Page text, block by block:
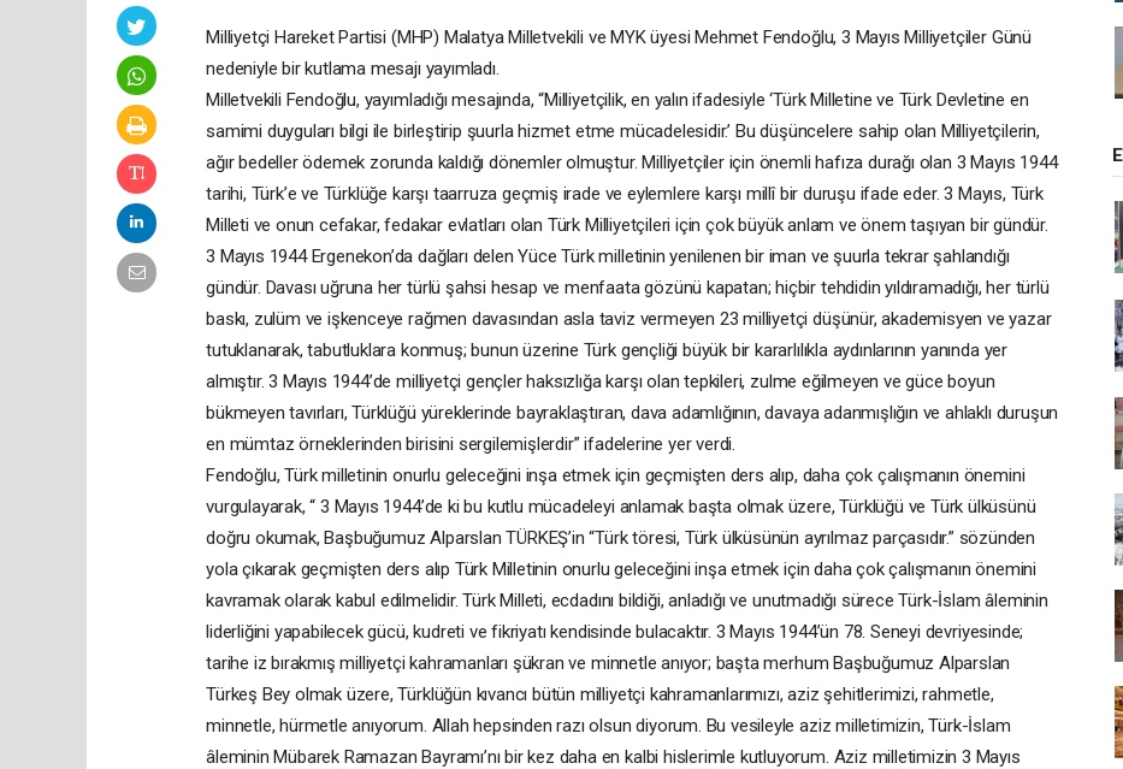
Milliyetçi Hareket Partisi (MHP) Malatya Milletvekili ve MYK üyesi Mehmet Fendoğlu, 3 Mayıs Milliyetçiler Günü
nedeniyle bir kutlama mesajı yayımladı.
Milletvekili Fendoğlu, yayımladığı mesajında, “Milliyetçilik, en yalın ifadesiyle ‘Türk Milletine ve Türk Devletine en
samimi duyguları bilgi ile birleştirip şuurla hizmet etme mücadelesidir.’ Bu düşüncelere sahip olan Milliyetçilerin,
ağır bedeller ödemek zorunda kaldığı dönemler olmuştur. Milliyetçiler için önemli hafıza durağı olan 3 Mayıs 1944
tarihi, Türk’e ve Türklüğe karşı taarruza geçmiş irade ve eylemlere karşı millî bir duruşu ifade eder. 3 Mayıs, Türk
Milleti ve onun cefakar, fedakar evlatları olan Türk Milliyetçileri için çok büyük anlam ve önem taşıyan bir gündür.
3 Mayıs 1944 Ergenekon’da dağları delen Yüce Türk milletinin yenilenen bir iman ve şuurla tekrar şahlandığı
gündür. Davası uğruna her türlü şahsi hesap ve menfaata gözünü kapatan; hiçbir tehdidin yıldıramadığı, her türlü
baskı, zulüm ve işkenceye rağmen davasından asla taviz vermeyen 23 milliyetçi düşünür, akademisyen ve yazar
tutuklanarak, tabutluklara konmuş; bunun üzerine Türk gençliği büyük bir kararlılıkla aydınlarının yanında yer
almıştır. 3 Mayıs 1944’de milliyetçi gençler haksızlığa karşı olan tepkileri, zulme eğilmeyen ve güce boyun
bükmeyen tavırları, Türklüğü yüreklerinde bayraklaştıran, dava adamlığının, davaya adanmışlığın ve ahlaklı duruşun
en mümtaz örneklerinden birisini sergilemişlerdir” ifadelerine yer verdi.
Fendoğlu, Türk milletinin onurlu geleceğini inşa etmek için geçmişten ders alıp, daha çok çalışmanın önemini
vurgulayarak, “ 3 Mayıs 1944’de ki bu kutlu mücadeleyi anlamak başta olmak üzere, Türklüğü ve Türk ülküsünü
doğru okumak, Başbuğumuz Alparslan TÜRKEŞ’in “Türk töresi, Türk ülküsünün ayrılmaz parçasıdır.” sözünden
yola çıkarak geçmişten ders alıp Türk Milletinin onurlu geleceğini inşa etmek için daha çok çalışmanın önemini
kavramak olarak kabul edilmelidir. Türk Milleti, ecdadını bildiği, anladığı ve unutmadığı sürece Türk-İslam âleminin
liderliğini yapabilecek gücü, kudreti ve fikriyatı kendisinde bulacaktır. 3 Mayıs 1944’ün 78. Seneyi devriyesinde;
tarihe iz bırakmış milliyetçi kahramanları şükran ve minnetle anıyor; başta merhum Başbuğumuz Alparslan
Türkeş Bey olmak üzere, Türklüğün kıvancı bütün milliyetçi kahramanlarımızı, aziz şehitlerimizi, rahmetle,
minnetle, hürmetle anıyorum. Allah hepsinden razı olsun diyorum. Bu vesileyle aziz milletimizin, Türk-İslam
âleminin Mübarek Ramazan Bayramı’nı bir kez daha en kalbi hislerimle kutluyorum. Aziz milletimizin 3 Mayıs